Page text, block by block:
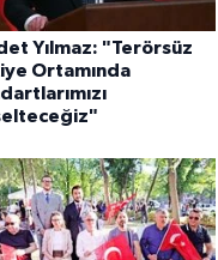
Yılmaz: "Terörsüz
Ortamında